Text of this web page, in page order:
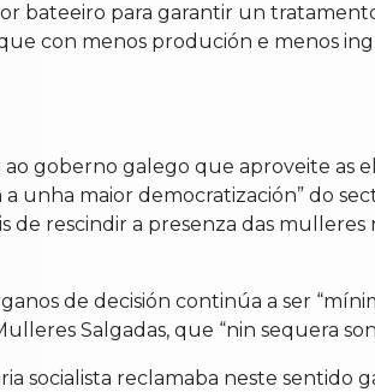
bateeiro para garantir un
con menos produción e menos
goberno galego que aproveite as
unha maior democratización” do
de rescindir a presenza das
de decisión continúa a ser
Salgadas, que “nin sequera
socialista reclamaba neste